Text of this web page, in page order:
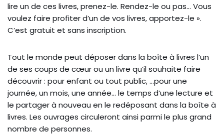
lire un de ces livres, prenez-le. Rendez-le ou pas… Vous
voulez faire profiter d’un de vos livres, apportez-le ».
C’est gratuit et sans inscription.
Tout le monde peut déposer dans la boîte à livres l’un
de ses coups de cœur ou un livre qu’il souhaite faire
découvrir : pour enfant ou tout public, …pour une
journée, un mois, une année… le temps d’une lecture et
le partager à nouveau en le redéposant dans la boîte à
livres. Les ouvrages circuleront ainsi parmi le plus grand
nombre de personnes.